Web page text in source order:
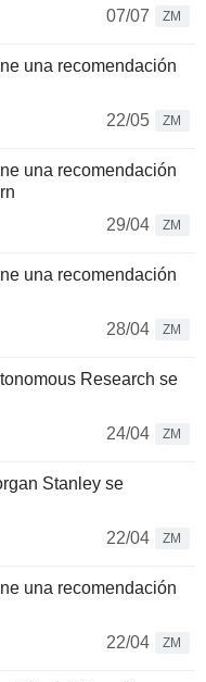
07/07 ZM
una recomendación
22/05
ZM
una recomendación
29/04
ZM
una recomendación
28/04
ZM
Research se
24/04
ZM
Stanley se
22/04
ZM
una recomendación
22/04
ZM